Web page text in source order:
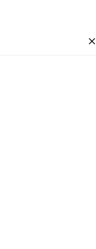
death. Either they
or those who